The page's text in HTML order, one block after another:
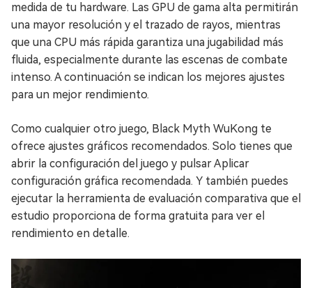
medida de tu hardware. Las GPU de gama alta permitirán
una mayor resolución y el trazado de rayos, mientras
que una CPU más rápida garantiza una jugabilidad más
fluida, especialmente durante las escenas de combate
intenso. A continuación se indican los mejores ajustes
para un mejor rendimiento.
Como cualquier otro juego, Black Myth WuKong te
ofrece ajustes gráficos recomendados. Solo tienes que
abrir la configuración del juego y pulsar Aplicar
configuración gráfica recomendada. Y también puedes
ejecutar la herramienta de evaluación comparativa que el
estudio proporciona de forma gratuita para ver el
rendimiento en detalle.